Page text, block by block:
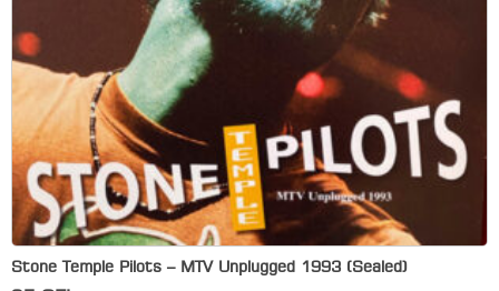
Stone Temple Pilots – MTV Unplugged 1993 (Sealed)